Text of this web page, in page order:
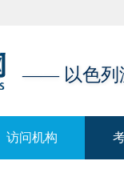
—— 以色列
访问机构